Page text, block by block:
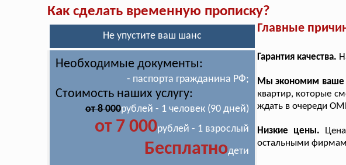
Как сделать временную прописку?
Не упустите ваш шанс
Необходимые документы:
- паспорта гражданина РФ;
Стоимость наших услугу:
от 8 000рублей - 1 человек (90 дней)
от 7 000рублей - 1 взрослый
Бесплатнодети
Главные
Гарантия качества.
Мы экономим ваше
квартир, которые
ждать в очереди
Низкие цены.
остальными